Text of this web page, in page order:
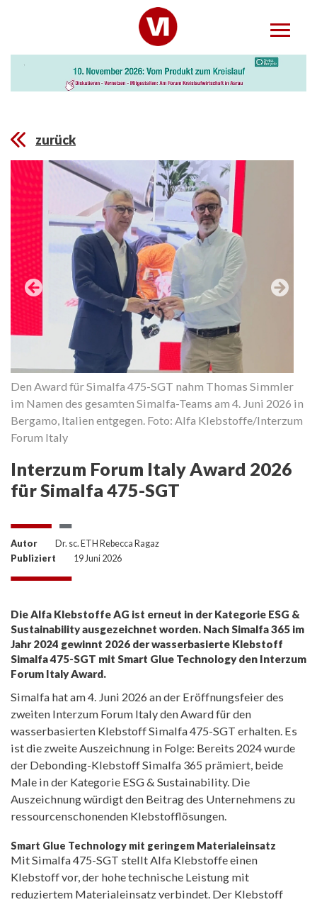
zurück
Den Award für Simalfa 475-SGT nahm Thomas Simmler
im Namen des gesamten Simalfa-Teams am 4. Juni 2026 in
Bergamo, Italien entgegen. Foto: Alfa Klebstoffe/Interzum
Forum Italy
Interzum Forum Italy Award 2026
für Simalfa 475-SGT
Autor
Dr. sc. ETH Rebecca Ragaz
Publiziert
19 Juni 2026
Die Alfa Klebstoffe AG ist erneut in der Kategorie ESG &
Sustainability ausgezeichnet worden. Nach Simalfa 365 im
Jahr 2024 gewinnt 2026 der wasserbasierte Klebstoff
Simalfa 475-SGT mit Smart Glue Technology den Interzum
Forum Italy Award.
Simalfa hat am 4. Juni 2026 an der Eröffnungsfeier des
zweiten Interzum Forum Italy den Award für den
wasserbasierten Klebstoff Simalfa 475-SGT erhalten. Es
ist die zweite Auszeichnung in Folge: Bereits 2024 wurde
der Debonding-Klebstoff Simalfa 365 prämiert, beide
Male in der Kategorie ESG & Sustainability. Die
Auszeichnung würdigt den Beitrag des Unternehmens zu
ressourcenschonenden Klebstofflösungen.
Smart Glue Technology mit geringem Materialeinsatz
Mit Simalfa 475-SGT stellt Alfa Klebstoffe einen
Klebstoff vor, der hohe technische Leistung mit
reduziertem Materialeinsatz verbindet. Der Klebstoff